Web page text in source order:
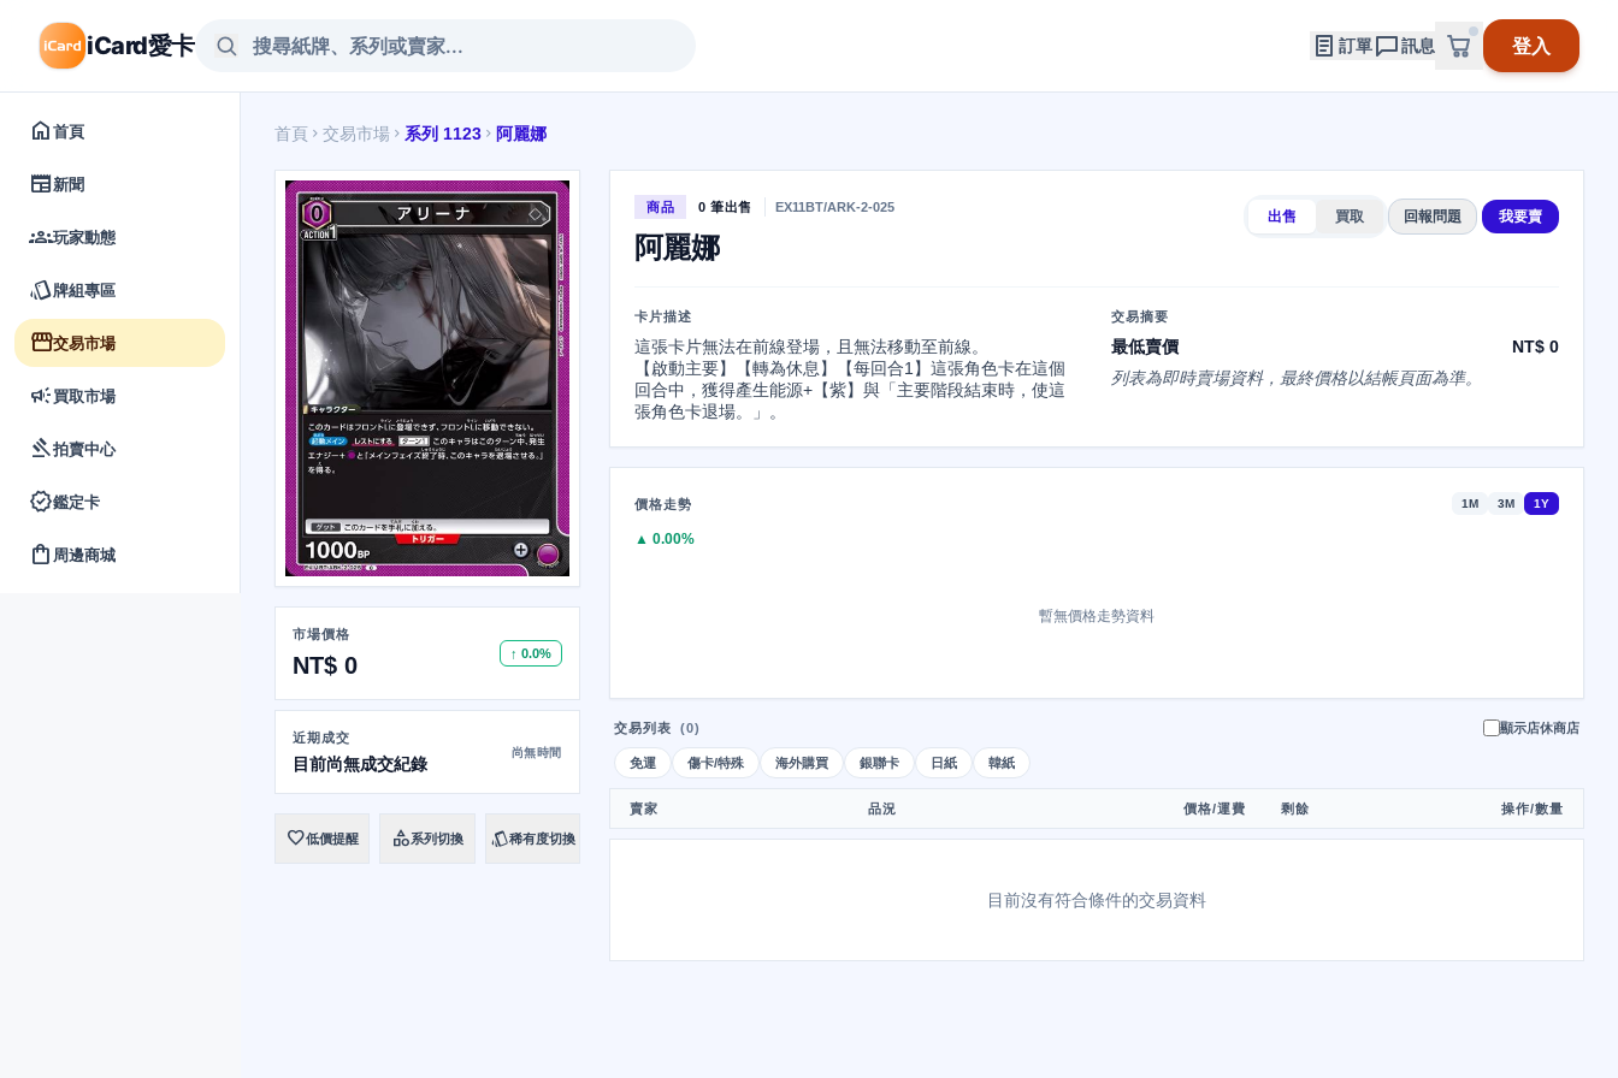
iCard愛卡 訂單 訊息 登入
home首頁
newspaper新聞
groups玩家動態
style牌組專區
storefront交易市場
campaign買取市場
gavel拍賣中心
verified鑑定卡
shopping_bag 周邊商城
首頁 chevron_right 交易市場 chevron_right 系列 1123 chevron_right 阿麗娜
市場價格
NT$ 0 ↑ 0.0%
近期成交
目前尚無成交紀錄
尚無時間
favorite低價提醒 category系列切換 style稀有度切換
商品 0 筆出售 EX11BT/ARK-2-025
阿麗娜
出售 買取 回報問題 我要賣
卡片描述
這張卡片無法在前線登場，且無法移動至前線。
【啟動主要】【轉為休息】【每回合1】這張角色卡在這個
回合中，獲得產生能源+【紫】與「主要階段結束時，使這
張角色卡退場。」。
交易摘要
最低賣價
NT$ 0
列表為即時賣場資料，最終價格以結帳頁面為準。
價格走勢 1M 3M 1Y
▲ 0.00%
暫無價格走勢資料
交易列表 (0) 顯示店休商店
免運 傷卡/特殊 海外購買 銀聯卡 日紙 韓紙
賣家 品況 價格/運費 剩餘 操作/數量
目前沒有符合條件的交易資料